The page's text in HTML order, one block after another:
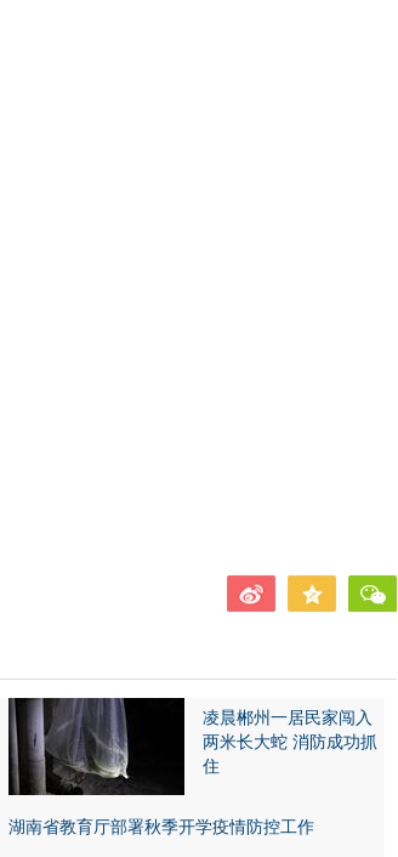
凌晨郴州一居民家闯入
两米长大蛇 消防成功抓
住
湖南省教育厅部署秋季开学疫情防控工作